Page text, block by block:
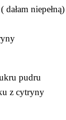
niepełną)
pudru
z cytryny